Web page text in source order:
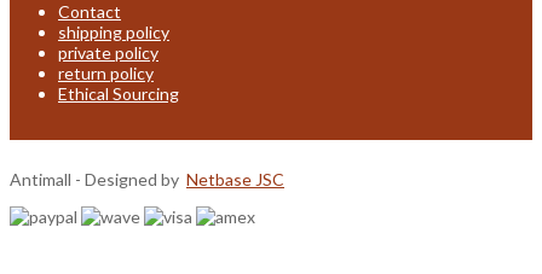
Contact
shipping policy
private policy
return policy
Ethical Sourcing
Antimall - Designed by Netbase JSC